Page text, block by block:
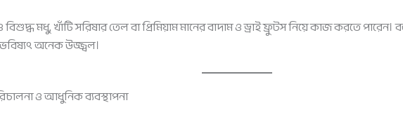
মধু, খাঁটি সরিষার তেল বা প্রিমিয়াম মানের বাদাম ও ড্রাই ফ্রুটস নিয়ে কাজ করতে পারেন।
অনেক উজ্জ্বল।
ও আধুনিক ব্যবস্থাপনা